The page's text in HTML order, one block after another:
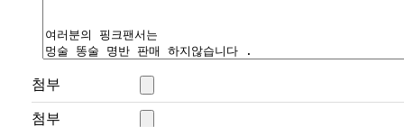
첨부
첨부